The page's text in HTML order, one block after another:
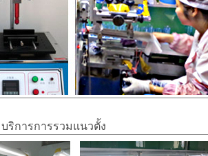
บริการการรวมแนวตั้ง